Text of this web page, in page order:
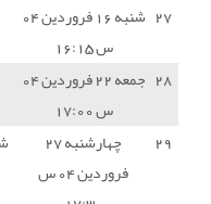
پیکان تهران
جم پارس جنوبی جم
کرمان مس کرمان